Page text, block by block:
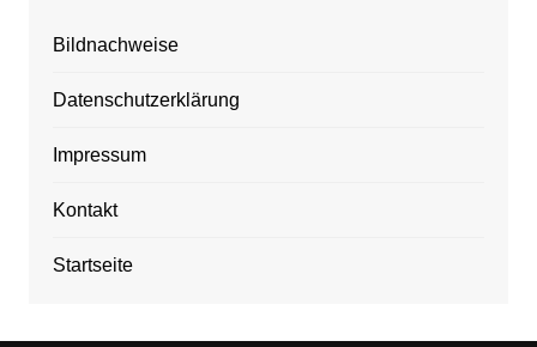
Bildnachweise
Datenschutzerklärung
Impressum
Kontakt
Startseite